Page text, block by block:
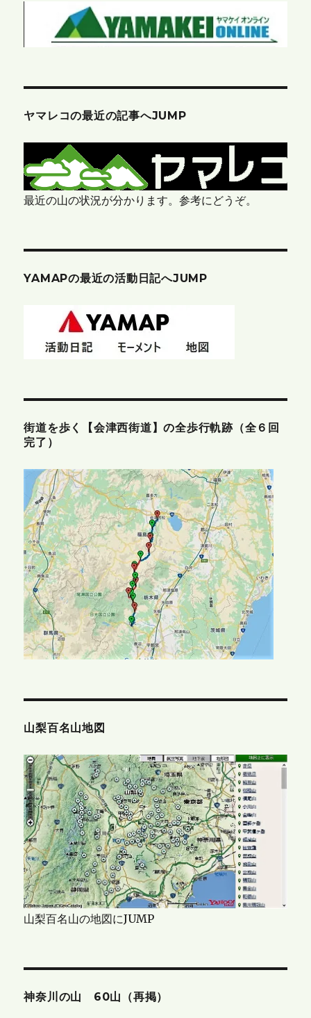
ヤマレコの最近の記事へJUMP
最近の山の状況が分かります。参考にどうぞ。
YAMAPの最近の活動日記へJUMP
街道を歩く【会津西街道】の全歩行軌跡（全６回
完了）
山梨百名山地図
山梨百名山の地図にJUMP
神奈川の山 60山（再掲）